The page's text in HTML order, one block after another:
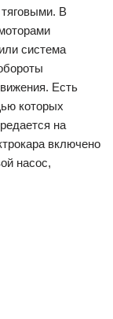
В
система
Есть
которых
на
включено
насос,